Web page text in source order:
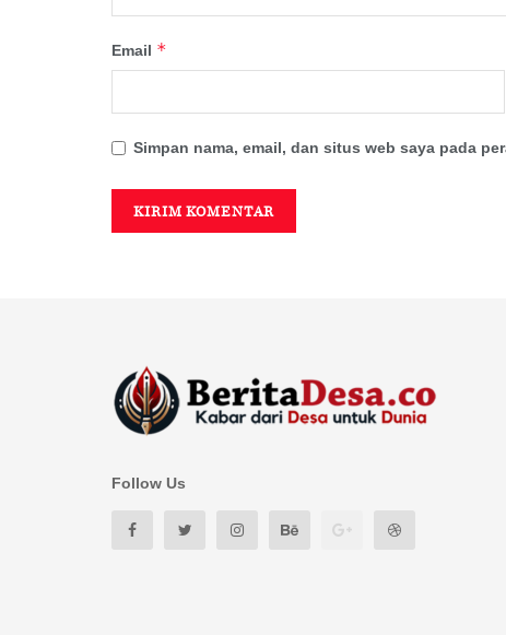
Email *
Simpan nama, email, dan situs web saya pada
Follow Us